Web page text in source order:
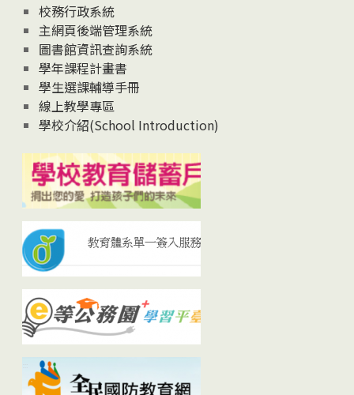
校務行政系統
主網頁後端管理系統
圖書館資訊查詢系統
學年課程計畫書
學生選課輔導手冊
線上教學專區
學校介紹(School Introduction)